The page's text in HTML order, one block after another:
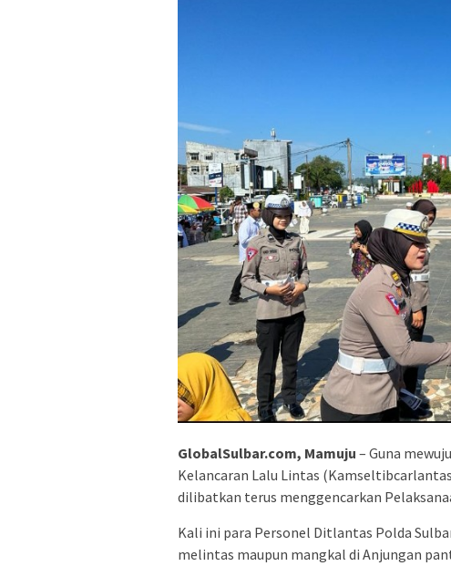
GlobalSulbar.com, Mamuju – Guna
Kelancaran Lalu Lintas
dilibatkan terus menggencarkan
Kali ini para Personel Ditlantas Polda
melintas maupun mangkal di Anjungan